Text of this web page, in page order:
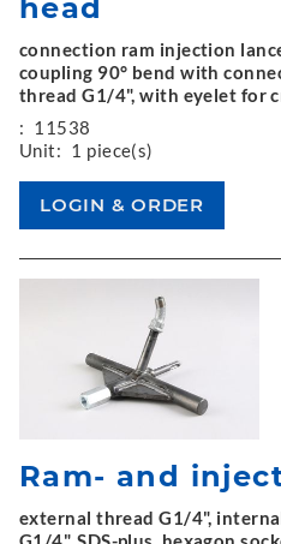
head
connection ram injection
coupling 90° bend with
thread G1/4", with eyelet for
: 11538
Unit: 1 piece(s)
Ram- and
external thread G1/4",